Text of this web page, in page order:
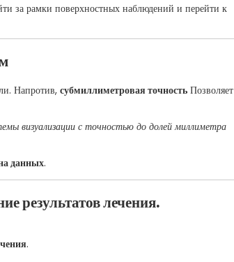
за рамки поверхностных наблюдений и перейти к
Напротив,субмиллиметровая точность Позволяет
визуализации с точностью до долей миллиметра
данных.
результатов лечения.
.